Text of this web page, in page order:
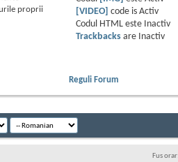
proprii
[VIDEO] code is Activ
Codul HTML este
Inactiv
Trackbacksare
Inactiv
Reguli Forum
Fus